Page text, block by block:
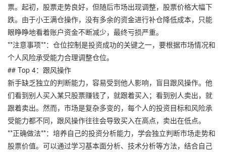
票。起初，股票走势良好，但随后市场出现调整，股票价格大幅下
跌。由于小王满仓操作，没有多余的资金进行补仓降低成本，只能
眼睁睁地看着账户资金不断减少，最终亏损严重。
**注意事项**：仓位控制是投资成功的关键之一，要根据市场情况和
个人风险承受能力合理调整仓位。
## Top 4：跟风操作
新手缺乏独立的判断能力，容易受到他人影响，盲目跟风操作。他
们看到别人买入某只股票赚钱了，就跟着买入；看到别人卖出，就
跟着卖出。然而，市场是复杂多变的，每个人的投资目标和风险承
受能力都不同，跟风操作往往会导致买入在高点，卖出在低点。
**正确做法**：培养自己的投资分析能力，学会独立判断市场走势和
股票价值。可以通过学习基本面分析、技术分析等方法，结合自己